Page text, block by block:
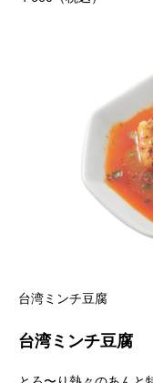
台湾ミンチ豆腐
台湾ミンチ豆腐